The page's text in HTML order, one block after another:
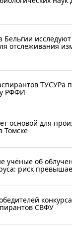
Бельгии
отслеживания
ТУСУРа
РФФИ
основой для
Томске
учёные об
риск
СВФУ